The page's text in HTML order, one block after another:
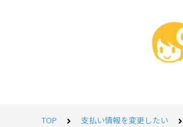
TOP 支払い情報を変更したい